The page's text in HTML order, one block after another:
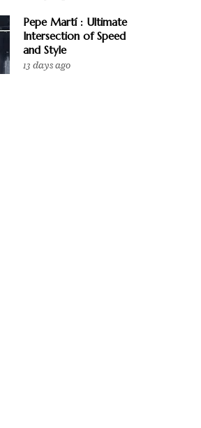
Pepe Martí : Ultimate
Intersection of Speed
and Style
13 days ago